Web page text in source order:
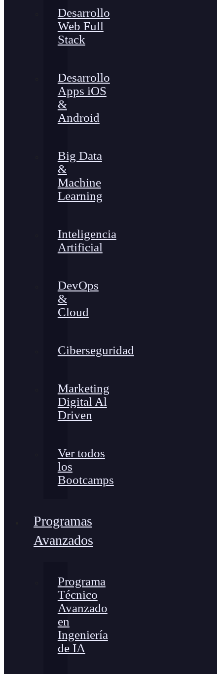
Desarrollo
Web Full
Stack
Desarrollo
Apps iOS
&
Android
Big Data
&
Machine
Learning
Inteligencia
Artificial
DevOps
&
Cloud
Ciberseguridad
Marketing
Digital Al
Driven
Ver todos
los
Bootcamps
Programas
Avanzados
Programa
Técnico
Avanzado
en
Ingeniería
de IA